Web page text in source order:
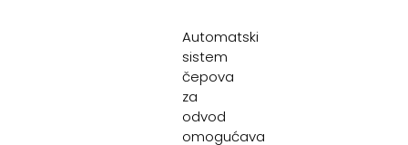
Automatski
sistem
čepova
za
odvod
omogućava